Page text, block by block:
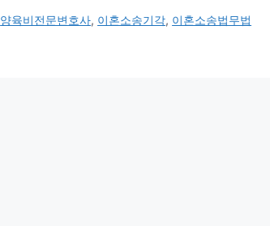
양육비전문변호사, 이혼소송기각, 이혼소송법무법